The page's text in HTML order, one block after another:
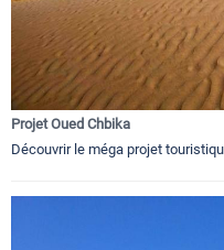
Projet Oued Chbika
Découvrir le méga projet